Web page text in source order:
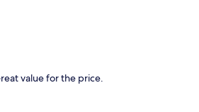
value for the price.